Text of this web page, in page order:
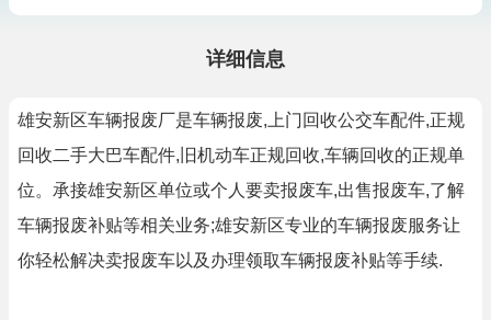
详细信息
雄安新区车辆报废厂是车辆报废,上门回收公交车配件,正规
回收二手大巴车配件,旧机动车正规回收,车辆回收的正规单
位。承接雄安新区单位或个人要卖报废车,出售报废车,了解
车辆报废补贴等相关业务;雄安新区专业的车辆报废服务让
你轻松解决卖报废车以及办理领取车辆报废补贴等手续.